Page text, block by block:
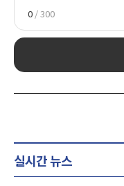
0 / 300
실시간 뉴스